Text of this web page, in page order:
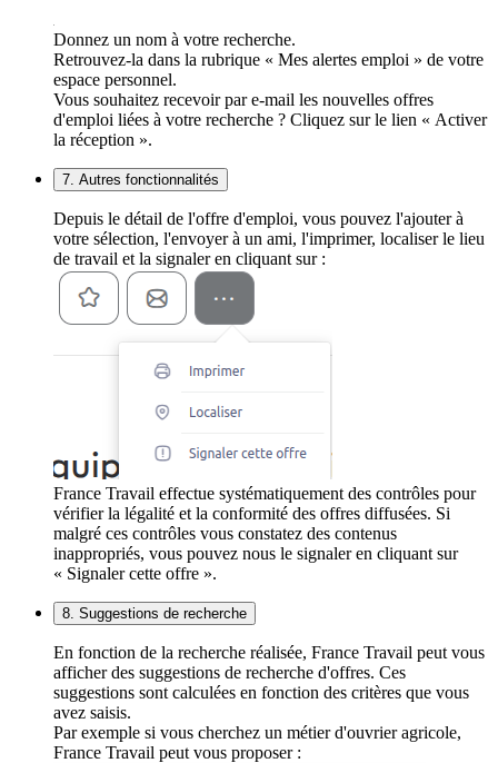
Donnez un nom à votre recherche.
Retrouvez-la dans la rubrique « Mes alertes emploi » de votre
espace personnel.
Vous souhaitez recevoir par e-mail les nouvelles offres
d'emploi liées à votre recherche ? Cliquez sur le lien « Activer
la réception ».
7. Autres fonctionnalités
Depuis le détail de l'offre d'emploi, vous pouvez l'ajouter à
votre sélection, l'envoyer à un ami, l'imprimer, localiser le lieu
de travail et la signaler en cliquant sur :
France Travail effectue systématiquement des contrôles pour
vérifier la légalité et la conformité des offres diffusées. Si
malgré ces contrôles vous constatez des contenus
inappropriés, vous pouvez nous le signaler en cliquant sur
« Signaler cette offre ».
8. Suggestions de recherche
En fonction de la recherche réalisée, France Travail peut vous
afficher des suggestions de recherche d'offres. Ces
suggestions sont calculées en fonction des critères que vous
avez saisis.
Par exemple si vous cherchez un métier d'ouvrier agricole,
France Travail peut vous proposer :